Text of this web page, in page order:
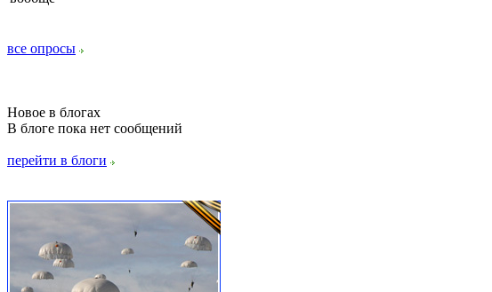
все опросы
Новое в блогах
В блоге пока нет сообщений
перейти в блоги